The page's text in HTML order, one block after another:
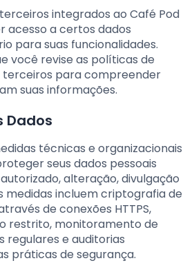
integrados ao Café Pod
a certos dados
para suas funcionalidades.
você revise as políticas de
terceiros para compreender
suas informações.
Dados
técnicas e organizacionais
seus dados pessoais
alteração, divulgação
medidas incluem criptografia de
de conexões HTTPS,
restrito, monitoramento de
regulares e auditorias
práticas de segurança.